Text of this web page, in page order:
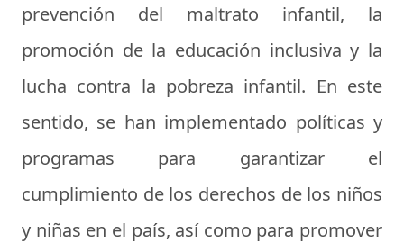
prevención del maltrato infantil, la
promoción de la educación inclusiva y la
lucha contra la pobreza infantil. En este
sentido, se han implementado políticas y
programas para garantizar el
cumplimiento de los derechos de los niños
y niñas en el país, así como para promover